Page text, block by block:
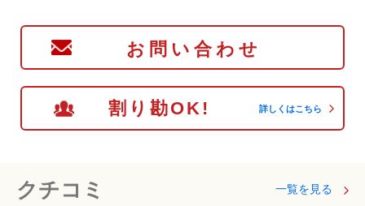
お問い合わせ
割り勘OK! 詳しくはこちら
クチコミ 一覧を見る